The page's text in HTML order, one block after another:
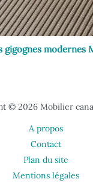
gigognes modernes
© 2026 Mobilier
A propos
Contact
Plan du site
Mentions légales